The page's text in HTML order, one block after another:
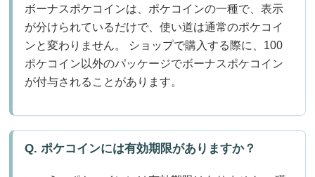
が分けられているだけで、使い道は通常のポケコイ
ンと変わりません。 ショップで購入する際に、100
ポケコイン以外のパッケージでボーナスポケコイン
が付与されることがあります。
Q. ポケコインには有効期限がありますか？